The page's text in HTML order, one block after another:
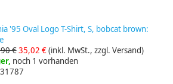
'95 Oval Logo T-Shirt, S, bobcat brown:
€35,02 €(inkl. MwSt., zzgl. Versand)
noch 1 vorhanden